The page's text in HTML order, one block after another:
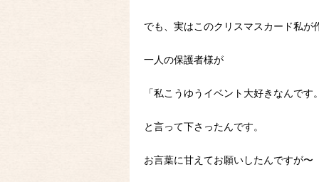
でも、実はこのクリスマスカード私が
一人の保護者様が
「私こうゆうイベント大好きなんです
と言って下さったんです。
お言葉に甘えてお願いしたんですが〜